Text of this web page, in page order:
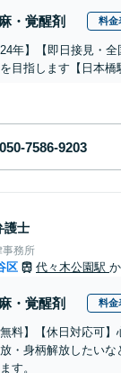
・覚醒剤 料金
24年】【即日接見・
目指します【日本橋
護士
事務所
区 代々木公園駅
・覚醒剤 料金
無料】【休日対応可
・身柄解放したい
す。